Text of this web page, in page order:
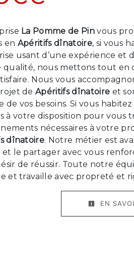
La Pomme de Pinvous
en Apéritifs dînatoire, si vous
usant d’une expérience et
qualité, nous mettons tout en
Nous vous
deApéritifs dînatoire et
de vos besoins. Si vous habitez
à votre disposition pour vous
nécessaires à votre
dînatoire. Notre métier est
et le partager avec vous
de réussir. Toute notre
et travaille avec propreté et
EN